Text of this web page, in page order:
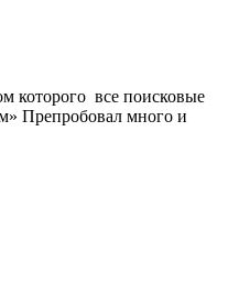
которого все поисковые
Препробовал много и